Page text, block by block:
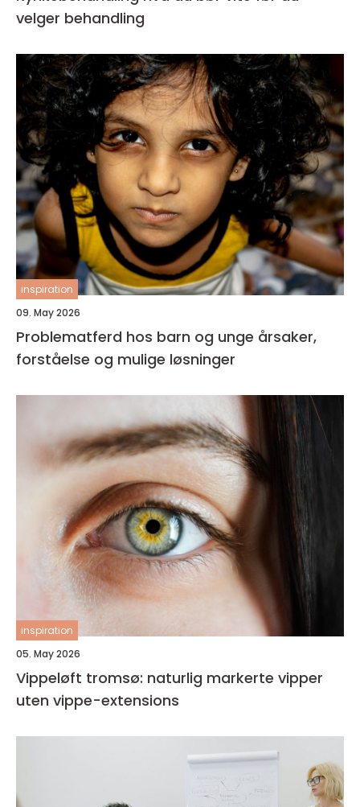
velger behandling
inspiration
09. May 2026
Problematferd hos barn og unge årsaker,
forståelse og mulige løsninger
inspiration
05. May 2026
Vippeløft tromsø: naturlig markerte vipper
uten vippe-extensions